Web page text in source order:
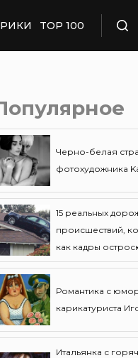
TOP 100
Черно-белая
фотохудожника
15 реальных
происшествий,
как кадры
Романтика с
карикатуриста
Итальянка с